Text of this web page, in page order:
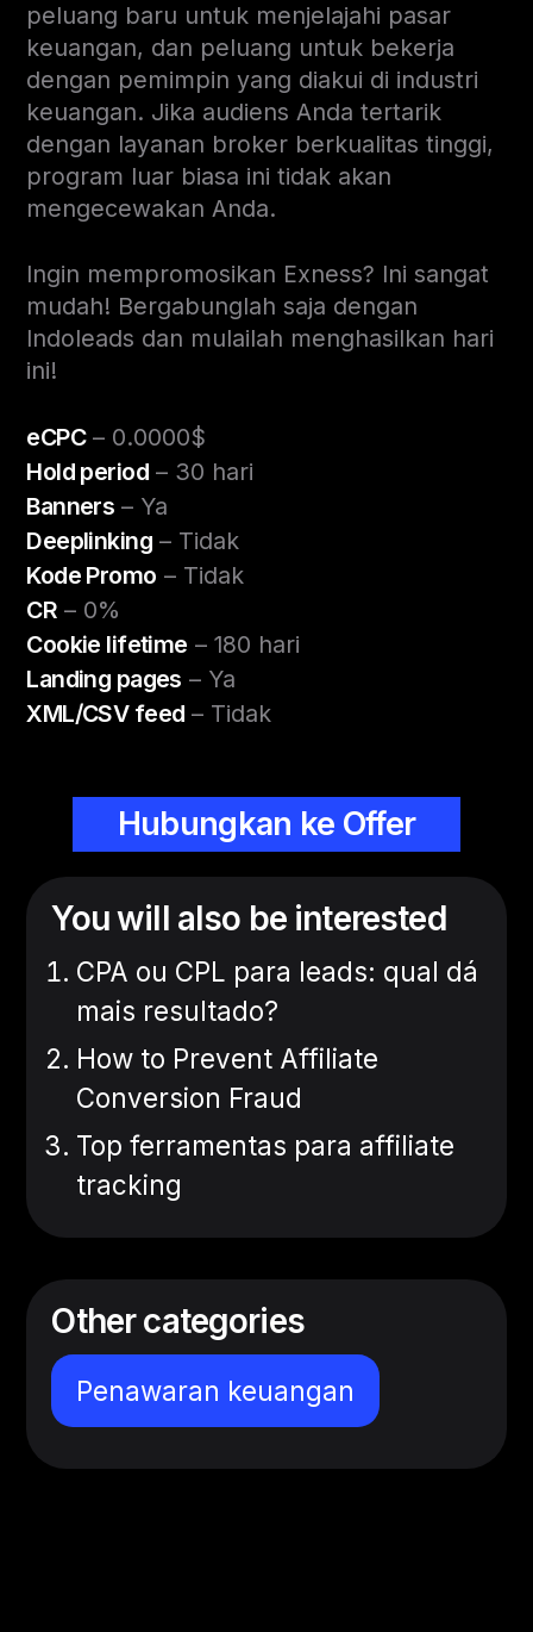
peluang baru untuk menjelajahi pasar
keuangan, dan peluang untuk bekerja
dengan pemimpin yang diakui di industri
keuangan. Jika audiens Anda tertarik
dengan layanan broker berkualitas tinggi,
program luar biasa ini tidak akan
mengecewakan Anda.
Ingin mempromosikan Exness? Ini sangat
mudah! Bergabunglah saja dengan
Indoleads dan mulailah menghasilkan hari
ini!
eCPC– 0.0000$
Hold period– 30 hari
Banners – Ya
Deeplinking– Tidak
Kode Promo – Tidak
CR – 0%
Cookie lifetime – 180 hari
Landing pages – Ya
XML/CSV feed – Tidak
Hubungkan ke Offer
You will also be interested
CPA ou CPL para leads: qual dá
mais resultado?
How to Prevent Affiliate
Conversion Fraud
Top ferramentas para affiliate
tracking
Other categories
Penawaran keuangan